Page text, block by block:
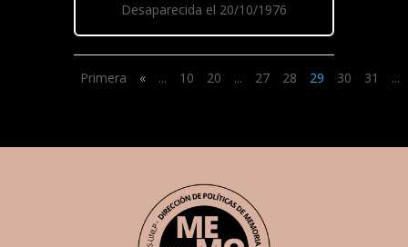
Desaparecida el 20/10/1976
Primera « ... 10 20 ... 27 28 29 30 31 ...